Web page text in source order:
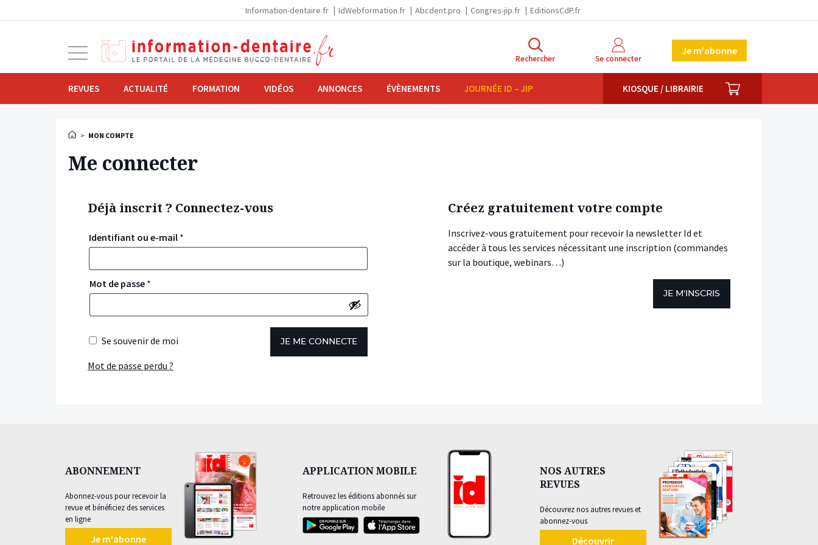
Information-dentaire.fr IdWebformation.fr Abcdent.pro Congres-jip.fr EditionsCdP.fr
navigation
Rechercher Se connecter
Je m'abonne
REVUES ACTUALITÉ FORMATION VIDÉOS ANNONCES ÉVÈNEMENTS JOURNÉE ID – JIP KIOSQUE / LIBRAIRIE PANIER
> MON COMPTE
Me connecter
Déjà inscrit ? Connectez-vous
Identifiant ou e-mail *
Mot de passe *
Se souvenir de moi JE ME CONNECTE
Mot de passe perdu ?
Créez gratuitement votre compte
Inscrivez-vous gratuitement pour recevoir la newsletter Id et
accéder à tous les services nécessitant une inscription (commandes
sur la boutique, webinars…)
JE M'INSCRIS
ABONNEMENT
Abonnez-vous pour recevoir la
revue et bénéficiez des services
en ligne
Je m'abonne
APPLICATION MOBILE
Retrouvez les éditions abonnés sur
notre application mobile
NOS AUTRES
REVUES
Découvrez nos autres revues et
abonnez-vous
Découvrir